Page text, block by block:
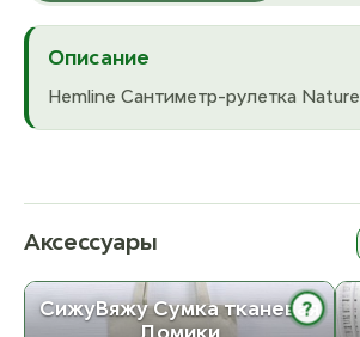
Описание
Hemline Сантиметр-рулетка Nature
Аксессуары
СижуВяжу Сумка тканевая
Домики
?